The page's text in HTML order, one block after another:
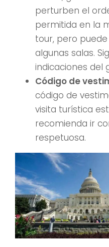
perturben el
permitida en la
tour, pero
algunas salas.
indicaciones del
Código de
código de
visita turística
recomienda ir
respetuosa.